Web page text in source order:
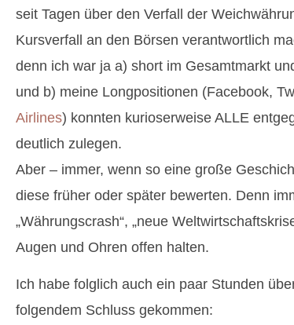
seit Tagen über den Verfall der
Kursverfall an den Börsen verantwortlich
denn ich war ja a) short im Gesamtmarkt
und b) meine Longpositionen (Facebook,
Airlines) konnten kurioserweise ALLE
deutlich zulegen.
Aber – immer, wenn so eine große
diese früher oder später bewerten. Denn
„Währungscrash“, „neue
Augen und Ohren offen halten.
Ich habe folglich auch ein paar Stunden
folgendem Schluss gekommen: